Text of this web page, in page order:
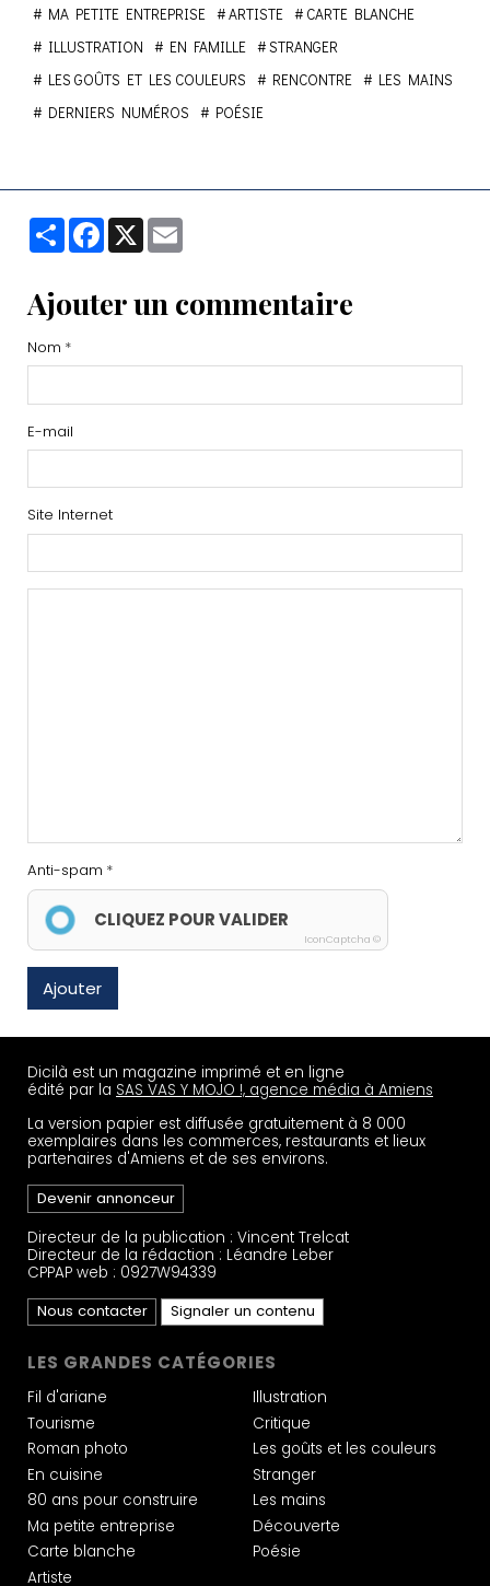
MA PETITE ENTREPRISE
ARTISTE
CARTE BLANCHE
ILLUSTRATION
EN FAMILLE
STRANGER
LES GOÛTS ET LES COULEURS
RENCONTRE
LES MAINS
DERNIERS NUMÉROS
POÉSIE
PartagerFacebook
X
Ajouter un commentaire
Nom
E-mail
Site Internet
Anti-spam
CLIQUEZ POUR VALIDER
IconCaptcha ©
Ajouter
Dicilà est un magazine imprimé et en ligne
édité par la SAS VAS Y MOJO !, agence média à Amiens
La version papier est diffusée gratuitement à 8 000
exemplaires dans les commerces, restaurants et lieux
partenaires d'Amiens et de ses environs.
Devenir annonceur
Directeur de la publication : Vincent Trelcat
Directeur de la rédaction : Léandre Leber
CPPAP web : 0927W94339
Nous contacter
Signaler un contenu
LES GRANDES CATÉGORIES
Fil d'ariane
Tourisme
Roman photo
En cuisine
80 ans pour construire
Ma petite entreprise
Carte blanche
Artiste
Illustration
Critique
Les goûts et les couleurs
Stranger
Les mains
Découverte
Poésie